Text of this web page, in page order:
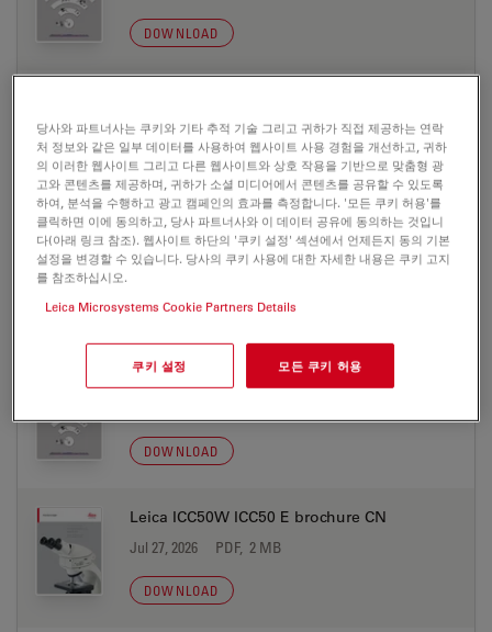
DOWNLOAD
Jul 27, 2026 PDF, 685 KB
DOWNLOAD
AirTeach Software Flyer PT
Jul 27, 2026 PDF, 702 KB
DOWNLOAD
AirTeach Sofware Flyer CN
DOWNLOAD
Leica ICC50W ICC50 E brochure CN
Jul 27, 2026 PDF, 2 MB
DOWNLOAD
당사와 파트너사는 쿠키와 기타 추적 기술 그리고 귀하가 직접 제공하는 연락
처 정보와 같은 일부 데이터를 사용하여 웹사이트 사용 경험을 개선하고, 귀하
의 이러한 웹사이트 그리고 다른 웹사이트와 상호 작용을 기반으로 맞춤형 광
고와 콘텐츠를 제공하며, 귀하가 소셜 미디어에서 콘텐츠를 공유할 수 있도록
하여, 분석을 수행하고 광고 캠페인의 효과를 측정합니다. '모든 쿠키 허용'를
클릭하면 이에 동의하고, 당사 파트너사와 이 데이터 공유에 동의하는 것입니
다(아래 링크 참조). 웹사이트 하단의 '쿠키 설정' 섹션에서 언제든지 동의 기본
설정을 변경할 수 있습니다. 당사의 쿠키 사용에 대한 자세한 내용은 쿠키 고지
를 참조하십시오.
Leica Microsystems Cookie Partners Details
쿠키 설정 모든 쿠키 허용